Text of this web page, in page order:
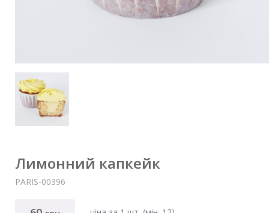
Лимонний капкейк
PARIS-00396